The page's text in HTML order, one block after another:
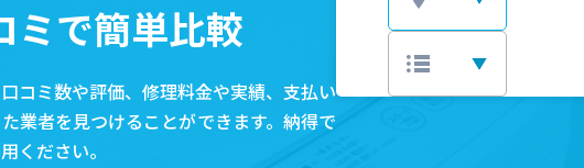
ミで簡単比較
コミ数や評価、修理料金や実績、支払い
業者を見つけることができます。納得で
ください。